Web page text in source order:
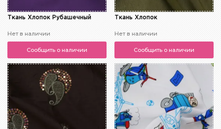
Ткань Хлопок Рубашечный
Нет в наличии
Сообщить о наличии
Ткань Хлопок
Нет в наличии
Сообщить о наличии